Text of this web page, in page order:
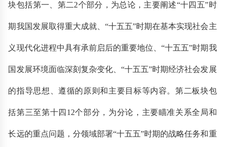
块包括第一、第二2个部分，为总论，主要阐述“十四五”时
期我国发展取得重大成就、“十五五”时期在基本实现社会主
义现代化进程中具有承前启后的重要地位、“十五五”时期我
国发展环境面临深刻复杂变化、“十五五”时期经济社会发展
的指导思想、遵循的原则和主要目标等内容。第二板块包
括第三至第十四12个部分，为分论，主要瞄准关系全局和
长远的重点问题，分领域部署“十五五”时期的战略任务和重